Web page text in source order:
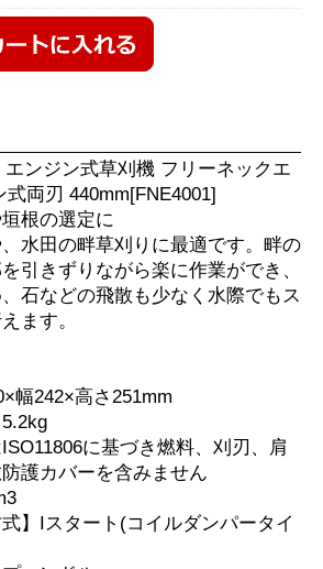
ンジン式草刈機 フリーネックエ
式両刃 440mm[FNE4001]
根の選定に
水田の畔草刈りに最適です。畔の
引きずりながら楽に作業ができ、
石などの飛散も少なく水際でもス
ます。
幅242×高さ251mm
に基づき燃料、刈刃、肩
護カバーを含みません
式】Iスタート(コイルダンパータイ